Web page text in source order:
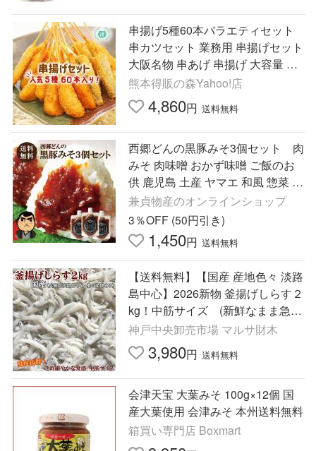
串揚げ5種60本バラエティセット
串カツセット 業務用 串揚げセット
大阪名物 串あげ 串揚げ 大容量 パ
ーティー 冷凍便 フライ 海老 串揚
げ 串カツ 冷凍
熊本得販の森Yahoo!店
4,860円 送料無料
西郷どんの黒豚みそ3個セット 肉
みそ 肉味噌 おかず味噌 ご飯のお
供 鹿児島 土産 ヤマエ 和風 惣菜 お
取り寄せ 黒豚 常温 セット
兼貞物産のオンラインショップ
3％OFF (50円引き)
1,450円 送料無料
【送料無料】【国産 産地色々 淡路
島中心】2026新物 釜揚げしらす２
kg！中筋サイズ (新鮮なまま急速
凍結⇒お届け状態は冷凍でカチン
コチン) いいものを厳選
神戸中央卸売市場 マルサ財木
3,980円 送料無料
会津天宝 大葉みそ 100g×12個 国
産大葉使用 会津みそ 本州送料無料
箱買い専門店 Boxmart